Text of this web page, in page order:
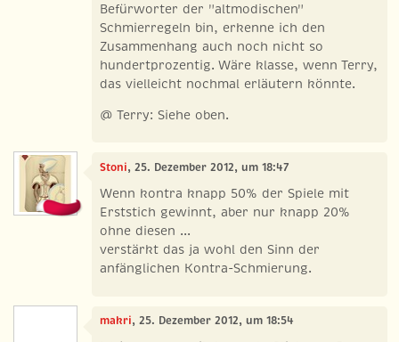
Befürworter der "altmodischen"
Schmierregeln bin, erkenne ich den
Zusammenhang auch noch nicht so
hundertprozentig. Wäre klasse, wenn Terry,
das vielleicht nochmal erläutern könnte.
@ Terry: Siehe oben.
Stoni, 25. Dezember 2012, um 18:47
Wenn kontra knapp 50% der Spiele mit
Erststich gewinnt, aber nur knapp 20%
ohne diesen ...
verstärkt das ja wohl den Sinn der
anfänglichen Kontra-Schmierung.
makri, 25. Dezember 2012, um 18:54